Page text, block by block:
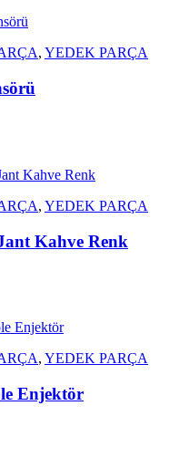
, YEDEK PARÇA
, YEDEK PARÇA
Kahve Renk
, YEDEK PARÇA
Enjektör